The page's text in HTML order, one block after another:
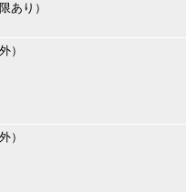
あり）
）
）